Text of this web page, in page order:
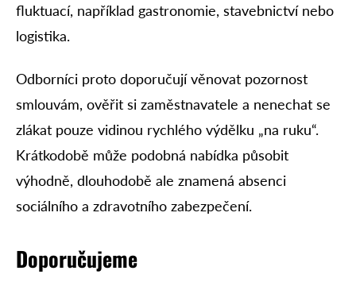
fluktuací, například gastronomie, stavebnictví nebo
logistika.
Odborníci proto doporučují věnovat pozornost
smlouvám, ověřit si zaměstnavatele a nenechat se
zlákat pouze vidinou rychlého výdělku „na ruku“.
Krátkodobě může podobná nabídka působit
výhodně, dlouhodobě ale znamená absenci
sociálního a zdravotního zabezpečení.
Doporučujeme